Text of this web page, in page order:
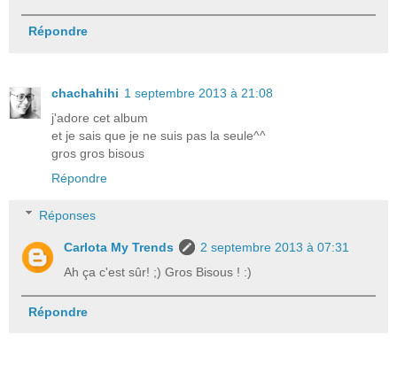
Répondre
chachahihi 1 septembre 2013 à 21:08
j'adore cet album
et je sais que je ne suis pas la seule^^
gros gros bisous
Répondre
Réponses
Carlota My Trends
2 septembre 2013 à 07:31
Ah ça c'est sûr! ;) Gros Bisous ! :)
Répondre